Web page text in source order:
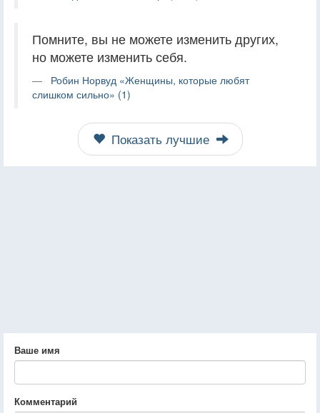
Помните, вы не можете изменить других,
но можете изменить себя.
Робин Норвуд «Женщины, которые любят
слишком сильно» (1)
Показать лучшие
Ваше имя
Комментарий